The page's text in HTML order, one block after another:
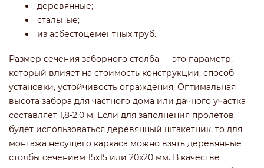
деревянные;
стальные;
из асбестоцементных труб.
Размер сечения заборного столба — это параметр,
который влияет на стоимость конструкции, способ
установки, устойчивость ограждения. Оптимальная
высота забора для частного дома или дачного участка
составляет 1,8-2,0 м. Если для заполнения пролетов
будет использоваться деревянный штакетник, то для
монтажа несущего каркаса можно взять деревянные
столбы сечением 15x15 или 20x20 мм. В качестве